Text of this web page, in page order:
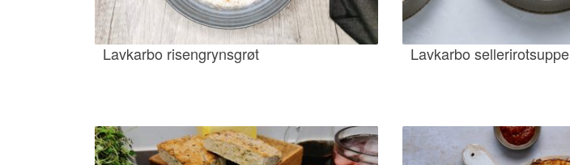
Lavkarbo risengrynsgrøt Lavkarbo sellerirotsuppe